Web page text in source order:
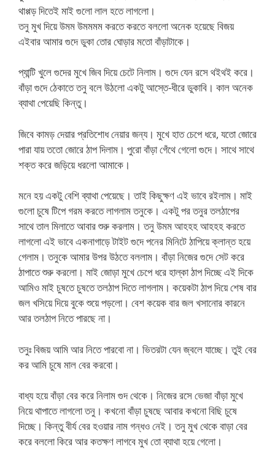
থাপ্পড় দিতেই মাই গুলো লাল হতে লাগলো।
তনু মুখ দিয়ে উমম উমমমম করতে করতে বললো অনেক হয়েছে বিজয়
এইবার আমার গুদে ডুকা তোর ঘোড়ার মতো বাঁড়াটাকে।
প্যান্টি খুলে গুদের মুখে জিব দিয়ে চেটে নিলাম। গুদে যেন রসে থইথই করে।
বাঁড়া গুদে ঠেকাতে তনু বলে উঠলো একটু আস্তে-ধীরে ডুকাবি। কাল অনেক
ব্যাথা পেয়েছি কিন্তু।
জিবে কামড় দেয়ার প্রতিশোধ নেয়ার জন্য। মুখে হাত চেপে ধরে, যতো জোরে
পারা যায় ততো জোরে ঠাপ দিলাম। পুরো বাঁড়া গেঁথে গেলো গুদে। সাথে সাথে
শক্ত করে জড়িয়ে ধরলো আমাকে।
মনে হয় একটু বেশি ব্যাথা পেয়েছে। তাই কিছুক্ষণ এই ভাবে রইলাম। মাই
গুলো চুষে টিপে গরম করতে লাগলাম তনুকে। একটু পর তনুর তলঠাপের
সাথে তাল মিলাতে আবার শুরু করলাম। তনু উমম আহহহ আহহহ করতে
লাগলো এই ভাবে একনাগাড়ে টাইট গুদে পনের মিনিটে ঠাপিয়ে ক্লান্ত হয়ে
গেলাম। তনুকে আমার উপর উঠতে বললাম। বাঁড়া নিজের গুদে সেট করে
ঠাপাতে শুরু করলো। মাই জোড়া মুখে চেপে ধরে হাল্কা ঠাপ দিচ্ছে এই দিকে
আমিও মাই চুষতে চুষতে তলঠাপ দিতে লাগলাম। কয়েকটা ঠাপ দিয়ে শেষ বার
জল খসিয়ে দিয়ে বুকে শুয়ে পড়লো। বেশ কয়েক বার জল খসানোর কারনে
আর তলঠাপ নিতে পারছে না।
তনুঃ বিজয় আমি আর নিতে পারবো না। ভিতরটা যেন জ্বলে যাচ্ছে। তুই বের
কর আমি চুষে মাল বের করবো।
বাধ্য হয়ে বাঁড়া বের করে নিলাম গুদ থেকে। নিজের রসে ভেজা বাঁড়া মুখে
নিয়ে থাপাতে লাগলো তনু। কখনো বাঁড়া চুষছে আবার কখনো বিছি চুষে
দিচ্ছে। কিন্তু বীর্য বের হওয়ার নাম গন্ধও নেই। তনু মুখ থেকে বাড়া বের
করে বললো কিরে আর কতক্ষণ লাগবে মুখ তো ব্যাথা হয়ে গেলো।